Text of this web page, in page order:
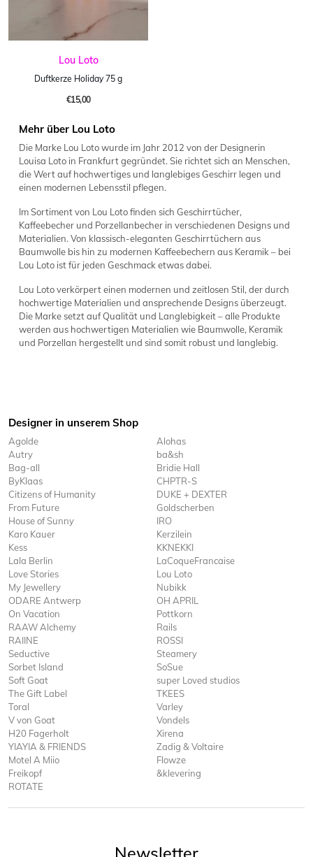
Lou Loto
Duftkerze Holiday 75 g
€15,00
Mehr über Lou Loto
Die Marke Lou Loto wurde im Jahr 2012 von der Designerin
Louisa Loto in Frankfurt gegründet. Sie richtet sich an Menschen,
die Wert auf hochwertiges und langlebiges Geschirr legen und
einen modernen Lebensstil pflegen.
Im Sortiment von Lou Loto finden sich Geschirrtücher,
Kaffeebecher und Porzellanbecher in verschiedenen Designs und
Materialien. Von klassisch-eleganten Geschirrtüchern aus
Baumwolle bis hin zu modernen Kaffeebechern aus Keramik – bei
Lou Loto ist für jeden Geschmack etwas dabei.
Lou Loto verkörpert einen modernen und zeitlosen Stil, der durch
hochwertige Materialien und ansprechende Designs überzeugt.
Die Marke setzt auf Qualität und Langlebigkeit – alle Produkte
werden aus hochwertigen Materialien wie Baumwolle, Keramik
und Porzellan hergestellt und sind somit robust und langlebig.
Designer in unserem Shop
Agolde
Alohas
Autry
ba&sh
Bag-all
Bridie Hall
ByKlaas
CHPTR-S
Citizens of Humanity
DUKE + DEXTER
From Future
Goldscherben
House of Sunny
IRO
Karo Kauer
Kerzilein
Kess
KKNEKKI
Lala Berlin
LaCoqueFrancaise
Love Stories
Lou Loto
My Jewellery
Nubikk
ODARE Antwerp
OH APRIL
On Vacation
Pottkorn
RAAW Alchemy
Rails
RAIINE
ROSSI
Seductive
Steamery
Sorbet Island
SoSue
Soft Goat
super Loved studios
The Gift Label
TKEES
Toral
Varley
V von Goat
Vondels
H20 Fagerholt
Xirena
YIAYIA & FRIENDS
Zadig & Voltaire
Motel A Miio
Flowze
Freikopf
&klevering
ROTATE